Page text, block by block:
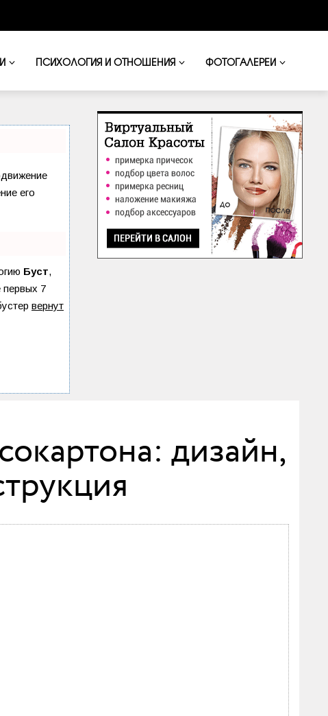
ПСИХОЛОГИЯ И ОТНОШЕНИЯ ФОТОГАЛЕРЕИ
его
Буст,
первых 7
вернут
дизайн,